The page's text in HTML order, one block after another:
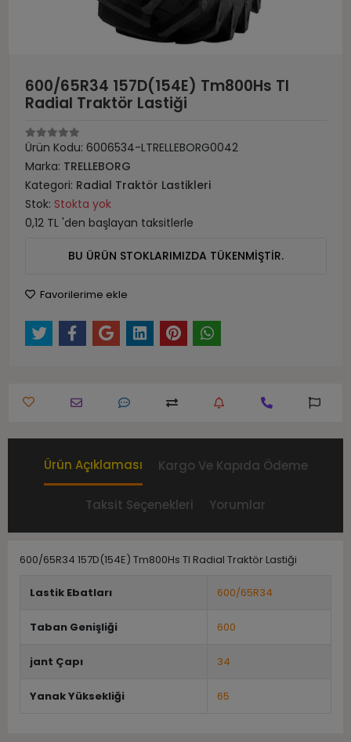
600/65R34 157D(154E) Tm800Hs Tl
Radial Traktör Lastiği
Ürün Kodu: 6006534-LTRELLEBORG0042
Marka: TRELLEBORG
Kategori: Radial Traktör Lastikleri
Stok: Stokta yok
0,12 TL 'den başlayan taksitlerle
BU ÜRÜN STOKLARIMIZDA TÜKENMİŞTİR.
Favorilerime ekle
Ürün Açıklaması Kargo Ve Kapıda Ödeme
Taksit Seçenekleri Yorumlar
600/65R34 157D(154E) Tm800Hs Tl Radial Traktör Lastiği
Lastik Ebatları 600/65R34
Taban Genişliği 600
jant Çapı 34
Yanak Yüksekliği 65